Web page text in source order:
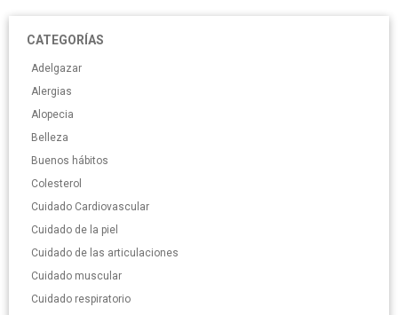
CATEGORÍAS
Adelgazar
Alergias
Alopecia
Belleza
Buenos hábitos
Colesterol
Cuidado Cardiovascular
Cuidado de la piel
Cuidado de las articulaciones
Cuidado muscular
Cuidado respiratorio